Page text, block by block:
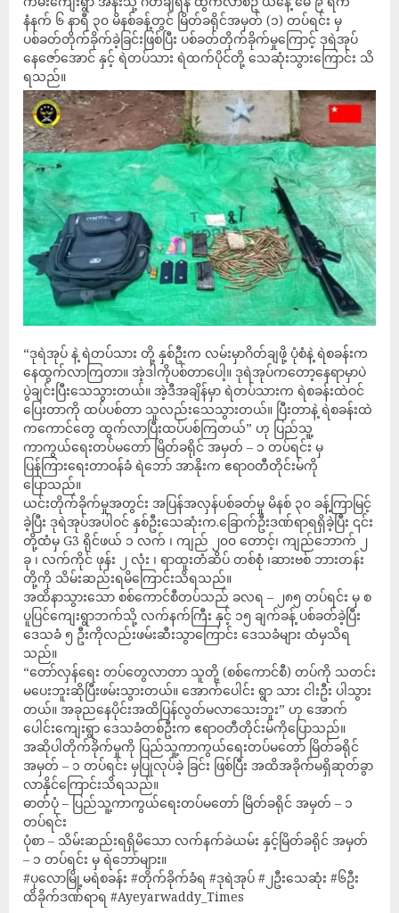
နံနက် ၆ နာရီ ၃၀ မိနစ်ခန့်တွင် မြိတ်ခရိုင်အမှတ် (၁) တပ်ရင်း မှ
ပစ်ခတ်တိုက်ခိုက်ခဲ့ခြင်းဖြစ်ပြီး ပစ်ခတ်တိုက်ခိုက်မှုကြောင့် ဒုရဲအုပ်
နေဇော်အောင် နှင့် ရဲတပ်သား ရဲထက်ပိုင်တို့ သေဆုံးသွားကြောင်း သိ
ရသည်။
“ဒုရဲအုပ် နဲ့ ရဲတပ်သား တို့ နှစ်ဦးက လမ်းမှာဂိတ်ချဖို့ ပုံစံနဲ့ ရဲစခန်းက
နေထွက်လာကြတာ။ အဲ့ဒါကိုပစ်တာပေါ့။ ဒုရဲအုပ်ကတော့နေရာမှာပဲ
ပွဲချင်းပြီးသေသွားတယ်။ အဲ့ဒီအချိန်မှာ ရဲတပ်သားက ရဲစခန်းထဲဝင်
ပြေးတာကို ထပ်ပစ်တာ သူလည်းသေသွားတယ်။ ပြီးတာနဲ့ ရဲစခန်းထဲ
ကကောင်တွေ ထွက်လာပြီးထပ်ပစ်ကြတယ်” ဟု ပြည်သူ့
ကာကွယ်ရေးတပ်မတော် မြိတ်ခရိုင် အမှတ် – ၁ တပ်ရင်း မှ
ပြန်ကြားရေးတာဝန်ခံ ရဲဘော် အာနိုးက ဧရာဝတီတိုင်းမ်ကို
ပြောသည်။
ယင်းတိုက်ခိုက်မှုအတွင်း အပြန်အလှန်ပစ်ခတ်မှု မိနစ် ၃၀ ခန့်ကြာမြင့်
ခဲ့ပြီး ဒုရဲအုပ်အပါဝင် နှစ်ဦးသေဆုံးက.ခြောက်ဦးဒဏ်ရာရရှိခဲ့ပြီး ၎င်း
တို့ထံမှ G3 ရိုင်ဖယ် ၁ လက် ၊ ကျည် ၂၀၀ တောင့်၊ ကျည်ဘောက် ၂
ခု ၊ လက်ကိုင် ဖုန်း ၂ လုံး ၊ ရာထူးတံဆိပ် တစ်စုံ ၊ဆားဗစ် ဘားတန်း
တို့ကို သိမ်းဆည်းရမိကြောင်းသိရသည်။
အထိနာသွားသော စစ်ကောင်စီတပ်သည် ခလရ – ၂၈၅ တပ်ရင်း မှ စ
ပူပြင်ကျေးရွာဘက်သို့ လက်နက်ကြီး နှင့် ၁၅ ချက်ခန့် ပစ်ခတ်ခဲ့ပြီး
ဒေသခံ ၅ ဦးကိုလည်းဖမ်းဆီးသွာကြောင်း ဒေသခံများ ထံမှသိရ
သည်။
“တော်လှန်ရေး တပ်တွေလာတာ သူတို့ (စစ်ကောင်စီ) တပ်ကို သတင်း
မပေးဘူးဆိုပြီးဖမ်းသွားတယ်။ အောက်ပေါင်း ရွာ သား ငါးဦး ပါသွား
တယ်။ အခုညနေပိုင်းအထိပြန်လွတ်မလာသေးဘူး” ဟု အောက်
ပေါင်းကျေးရွာ ဒေသခံတစ်ဦးက ဧရာဝတီတိုင်းမ်ကိုပြောသည်။
အဆိုပါတိုက်ခိုက်မှုကို ပြည်သူ့ကာကွယ်ရေးတပ်မတော် မြိတ်ခရိုင်
အမှတ် – ၁ တပ်ရင်း မှပြုလုပ်ခဲ့ ခြင်း ဖြစ်ပြီး အထိအခိုက်မရှိဆုတ်ခွာ
လာနိုင်ကြောင်းသိရသည်။
ဓာတ်ပုံ – ပြည်သူ့ကာကွယ်ရေးတပ်မတော် မြိတ်ခရိုင် အမှတ် – ၁
တပ်ရင်း
ပုံစာ – သိမ်းဆည်းရရှိမိသော လက်နက်ခဲယမ်း နှင့်မြိတ်ခရိုင် အမှတ်
– ၁ တပ်ရင်း မှ ရဲဘော်များ။
#ပုလောမြို့မရဲစခန်း #တိုက်ခိုက်ခံရ #ဒုရဲအုပ် #၂ဦးသေဆုံး #၆ဦး
ထိခိုက်ဒဏ်ရာရ #Ayeyarwaddy_Times